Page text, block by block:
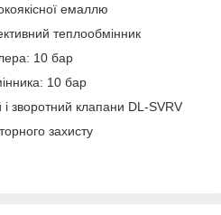
емаллю
теплообмінник
10 бар
10 бар
зворотний клапани DL-SVRV
захисту